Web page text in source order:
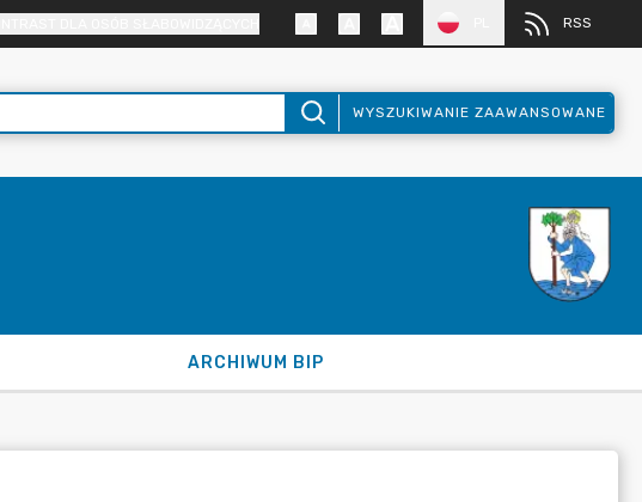
RSS
WYSZUKIWANIE ZAAWANSOWANE
ARCHIWUM BIP